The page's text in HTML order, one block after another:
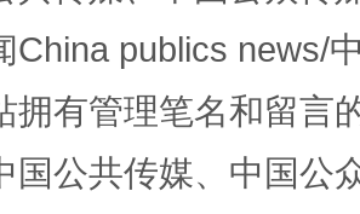
China publics news/
拥有管理笔名和留言
国公共传媒、中国公